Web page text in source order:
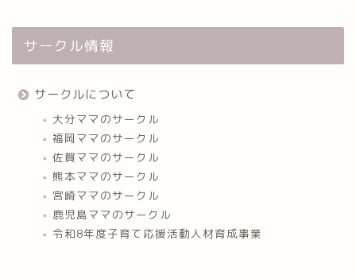
サークル情報
サークルについて
大分ママのサークル
福岡ママのサークル
佐賀ママのサークル
熊本ママのサークル
宮崎ママのサークル
鹿児島ママのサークル
令和8年度子育て応援活動人材育成事業